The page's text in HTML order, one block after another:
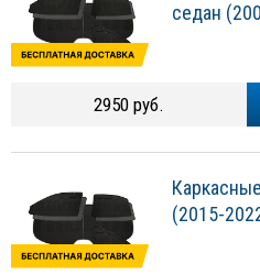
седан
2950 руб.
(2015-